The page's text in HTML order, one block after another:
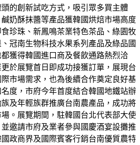
的創新試吃方式，吸引眾多買主體
奶酥抹醬等產品獲韓國烘焙市場高度
珍珠、新鳳鳴茶業特色茶品、綠園牧
冠南生物科技水果系列產品及綠品國
獲得韓國進口商及餐飲通路熱烈洽
於展覽首日即成功接獲訂單，展現台
市場需求，也為後續合作奠定良好基
度，市府今年首度結合韓國地鐵站辦
及年輕族群推廣台南農產品，成功將
。展覽期間，駐韓國台北代表部大使
邀請市府及業者參與國慶酒宴設攤推
政商界及國際賓客行銷台南優質農特